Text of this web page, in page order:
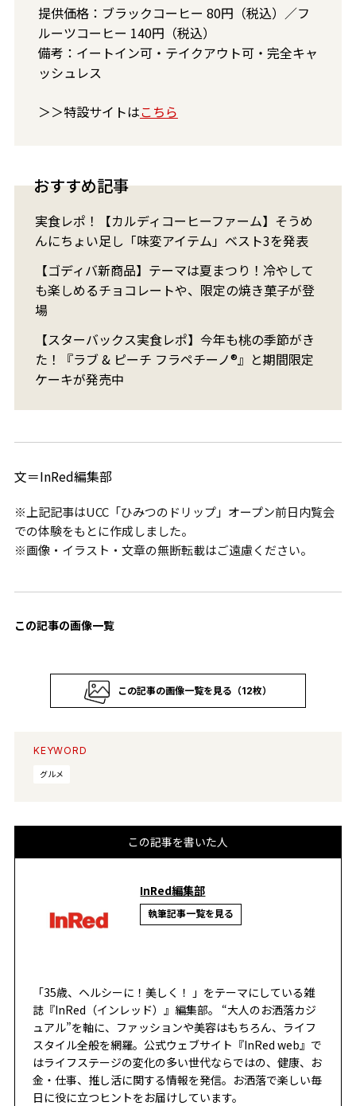
提供価格：ブラックコーヒー 80円（税込）／フ
ルーツコーヒー 140円（税込）
備考：イートイン可・テイクアウト可・完全キャ
ッシュレス
＞＞特設サイトはこちら
おすすめ記事
実食レポ！【カルディコーヒーファーム】そうめ
んにちょい足し「味変アイテム」ベスト3を発表
【ゴディバ新商品】テーマは夏まつり！冷やして
も楽しめるチョコレートや、限定の焼き菓子が登
場
【スターバックス実食レポ】今年も桃の季節がき
た！『ラブ & ピーチ フラペチーノ®』と期間限定
ケーキが発売中
文＝InRed編集部
※上記記事はUCC「ひみつのドリップ」オープン前日内覧会
での体験をもとに作成しました。
※画像・イラスト・文章の無断転載はご遠慮ください。
この記事の画像一覧
この記事の画像一覧を見る（12枚）
KEYWORD
グルメ
この記事を書いた人
InRed編集部
執筆記事一覧を見る
「35歳、ヘルシーに！美しく！ 」をテーマにしている雑
誌『InRed（インレッド）』編集部。 “大人のお洒落カジ
ュアル”を軸に、ファッションや美容はもちろん、ライフ
スタイル全般を網羅。公式ウェブサイト『InRed web』で
はライフステージの変化の多い世代ならではの、健康、お
金・仕事、推し活に関する情報を発信。お洒落で楽しい毎
日に役に立つヒントをお届けしています。